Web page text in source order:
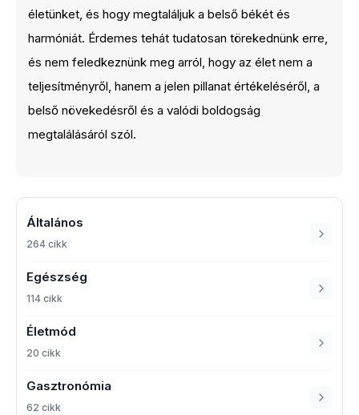
életünket, és hogy megtaláljuk a belső békét és
harmóniát. Érdemes tehát tudatosan törekednünk erre,
és nem feledkeznünk meg arról, hogy az élet nem a
teljesítményről, hanem a jelen pillanat értékeléséről, a
belső növekedésről és a valódi boldogság
megtalálásáról szól.
Általános
264 cikk
Egészség
114 cikk
Életmód
20 cikk
Gasztronómia
62 cikk